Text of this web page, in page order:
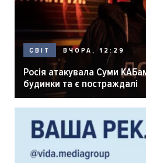
СВІТ ВЧОРА, 12:29
Росія атакувала Суми
будинки та є постраждалі